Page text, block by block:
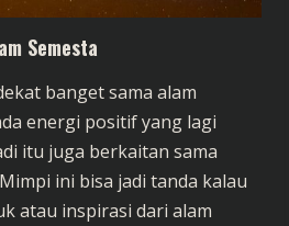
Semesta
banget sama alam
energi positif yang lagi
itu juga berkaitan sama
ini bisa jadi tanda kalau
atau inspirasi dari alam